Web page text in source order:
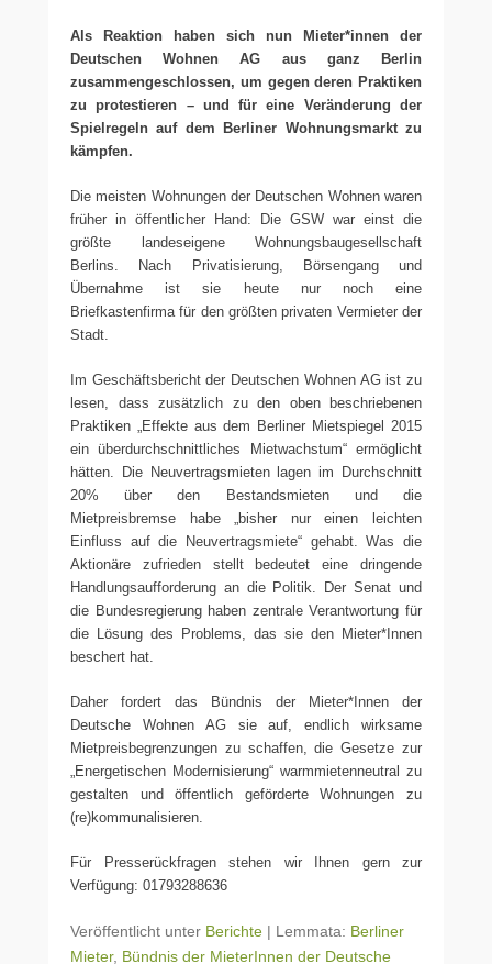
Als Reaktion haben sich nun Mieter*innen der
Deutschen Wohnen AG aus ganz Berlin
zusammengeschlossen, um gegen deren Praktiken
zu protestieren – und für eine Veränderung der
Spielregeln auf dem Berliner Wohnungsmarkt zu
kämpfen.
Die meisten Wohnungen der Deutschen Wohnen waren
früher in öffentlicher Hand: Die GSW war einst die
größte landeseigene Wohnungsbaugesellschaft
Berlins. Nach Privatisierung, Börsengang und
Übernahme ist sie heute nur noch eine
Briefkastenfirma für den größten privaten Vermieter der
Stadt.
Im Geschäftsbericht der Deutschen Wohnen AG ist zu
lesen, dass zusätzlich zu den oben beschriebenen
Praktiken „Effekte aus dem Berliner Mietspiegel 2015
ein überdurchschnittliches Mietwachstum“ ermöglicht
hätten. Die Neuvertragsmieten lagen im Durchschnitt
20% über den Bestandsmieten und die
Mietpreisbremse habe „bisher nur einen leichten
Einfluss auf die Neuvertragsmiete“ gehabt. Was die
Aktionäre zufrieden stellt bedeutet eine dringende
Handlungsaufforderung an die Politik. Der Senat und
die Bundesregierung haben zentrale Verantwortung für
die Lösung des Problems, das sie den Mieter*Innen
beschert hat.
Daher fordert das Bündnis der Mieter*Innen der
Deutsche Wohnen AG sie auf, endlich wirksame
Mietpreisbegrenzungen zu schaffen, die Gesetze zur
„Energetischen Modernisierung“ warmmietenneutral zu
gestalten und öffentlich geförderte Wohnungen zu
(re)kommunalisieren.
Für Presserückfragen stehen wir Ihnen gern zur
Verfügung: 01793288636
Veröffentlicht unter Berichte | Lemmata: Berliner
Mieter, Bündnis der MieterInnen der Deutsche